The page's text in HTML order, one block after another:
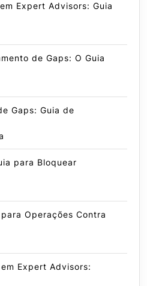
Expert Advisors: Guia
de Gaps: O Guia
Gaps: Guia de
para Bloquear
Operações Contra
Expert Advisors: